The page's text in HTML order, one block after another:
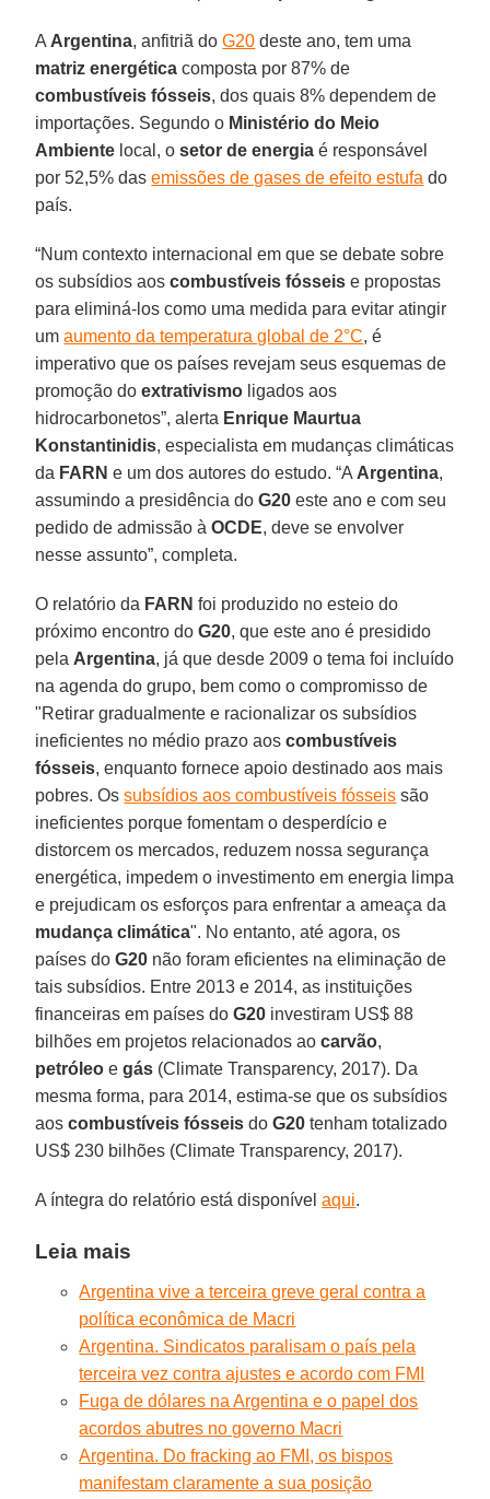
A Argentina, anfitriã doG20 deste ano, tem uma
matriz energética composta por 87% de
combustíveis fósseis, dos quais 8% dependem de
importações. Segundo o Ministério do Meio
Ambiente local, osetor de energia é responsável
por 52,5% dasemissões de gases de efeito estufa do
país.
“Num contexto internacional em que se debate sobre
os subsídios aoscombustíveis fósseis e propostas
para eliminá-los como uma medida para evitar atingir
umaumento da temperatura global de 2°C, é
imperativo que os países revejam seus esquemas de
promoção doextrativismo ligados aos
hidrocarbonetos”, alerta Enrique Maurtua
Konstantinidis, especialista em mudanças climáticas
da FARN e um dos autores do estudo. “A Argentina,
assumindo a presidência doG20 este ano e com seu
pedido de admissão àOCDE, deve se envolver
nesse assunto”, completa.
O relatório da FARN foi produzido no esteio do
próximo encontro doG20, que este ano é presidido
pela Argentina, já que desde 2009 o tema foi incluído
na agenda do grupo, bem como o compromisso de
"Retirar gradualmente e racionalizar os subsídios
ineficientes no médio prazo aoscombustíveis
fósseis, enquanto fornece apoio destinado aos mais
pobres. Ossubsídios aos combustíveis fósseis são
ineficientes porque fomentam o desperdício e
distorcem os mercados, reduzem nossa segurança
energética, impedem o investimento em energia limpa
e prejudicam os esforços para enfrentar a ameaça da
mudança climática". No entanto, até agora, os
países doG20 não foram eficientes na eliminação de
tais subsídios. Entre 2013 e 2014, as instituições
financeiras em países doG20 investiram US$ 88
bilhões em projetos relacionados aocarvão,
petróleo egás (Climate Transparency, 2017). Da
mesma forma, para 2014, estima-se que os subsídios
aoscombustíveis fósseis doG20 tenham totalizado
US$ 230 bilhões (Climate Transparency, 2017).
A íntegra do relatório está disponívelaqui.
Leia mais
Argentina vive a terceira greve geral contra a
política econômica de Macri
Argentina. Sindicatos paralisam o país pela
terceira vez contra ajustes e acordo com FMI
Fuga de dólares na Argentina e o papel dos
acordos abutres no governo Macri
Argentina. Do fracking ao FMI, os bispos
manifestam claramente a sua posição